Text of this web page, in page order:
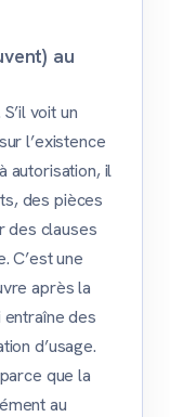
au
voit un
l’existence
autorisation, il
des pièces
des clauses
C’est une
après la
des
d’usage.
que la
au